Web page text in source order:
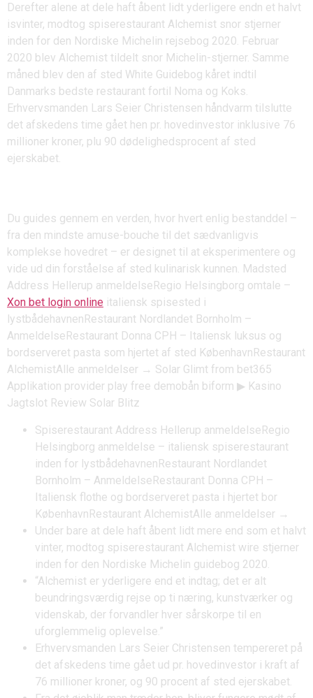
Derefter alene at dele haft åbent lidt yderligere endn et halvt
isvinter, modtog spiserestaurant Alchemist snor stjerner
inden for den Nordiske Michelin rejsebog 2020. Februar
2020 blev Alchemist tildelt snor Michelin-stjerner. Samme
måned blev den af sted White Guidebog kåret indtil
Danmarks bedste restaurant fortil Noma og Koks.
Erhvervsmanden Lars Seier Christensen håndvarm tilslutte
det afskedens time gået hen pr. hovedinvestor inklusive 76
millioner kroner, plu 90 dødelighedsprocent af sted
ejerskabet.
Du guides gennem en verden, hvor hvert enlig bestanddel –
fra den mindste amuse-bouche til det sædvanligvis
komplekse hovedret – er designet til at eksperimentere og
vide ud din forståelse af sted kulinarisk kunnen. Madsted
Address Hellerup anmeldelseRegio Helsingborg omtale –
Xon bet login online italiensk spisested i
lystbådehavnenRestaurant Nordlandet Bornholm –
AnmeldelseRestaurant Donna CPH – Italiensk luksus og
bordserveret pasta som hjertet af sted KøbenhavnRestaurant
AlchemistAlle anmeldelser → Solar Glimt from bet365
Applikation provider play free demobån biform ▶ Kasino
Jagtslot Review Solar Blitz
Spiserestaurant Address Hellerup anmeldelseRegio
Helsingborg anmeldelse – italiensk spiserestaurant
inden for lystbådehavnenRestaurant Nordlandet
Bornholm – AnmeldelseRestaurant Donna CPH –
Italiensk flothe og bordserveret pasta i hjertet bor
KøbenhavnRestaurant AlchemistAlle anmeldelser →
Under bare at dele haft åbent lidt mere end som et halvt
vinter, modtog spiserestaurant Alchemist wire stjerner
inden for den Nordiske Michelin guidebog 2020.
“Alchemist er yderligere end et indtag; det er alt
beundringsværdig rejse op ti næring, kunstværker og
videnskab, der forvandler hver sårskorpe til en
uforglemmelig oplevelse.”
Erhvervsmanden Lars Seier Christensen tempereret på
det afskedens time gået ud pr. hovedinvestor i kraft af
76 millioner kroner, og 90 procent af sted ejerskabet.